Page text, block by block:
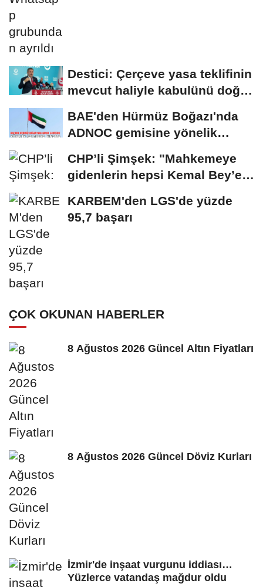
Destici: Çerçeve yasa teklifinin
mevcut haliyle kabulünü doğru
BAE'den Hürmüz Boğazı'nda
ADNOC gemisine yönelik
CHP’li Şimşek: "Mahkemeye
gidenlerin hepsi Kemal Bey’e
KARBEM'den LGS'de yüzde
95,7 başarı
ÇOK OKUNAN HABERLER
8 Ağustos 2026 Güncel Altın Fiyatları
8 Ağustos 2026 Güncel Döviz Kurları
İzmir'de inşaat vurgunu iddiası…
Yüzlerce vatandaş mağdur oldu